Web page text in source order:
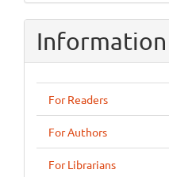
Submission
Information
For Readers
For Authors
For Librarians